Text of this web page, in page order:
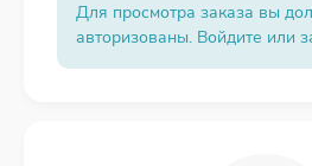
мая (точные даты уточним при
задачи: - расписывать
из материала EVA) прямо
Для просмотра заказа вы
авторизованы. Войдите или